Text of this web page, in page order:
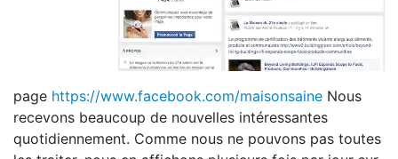
page https://www.facebook.com/maisonsaine Nous
recevons beaucoup de nouvelles intéressantes
quotidiennement. Comme nous ne pouvons pas toutes